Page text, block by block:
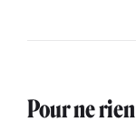
Pour ne